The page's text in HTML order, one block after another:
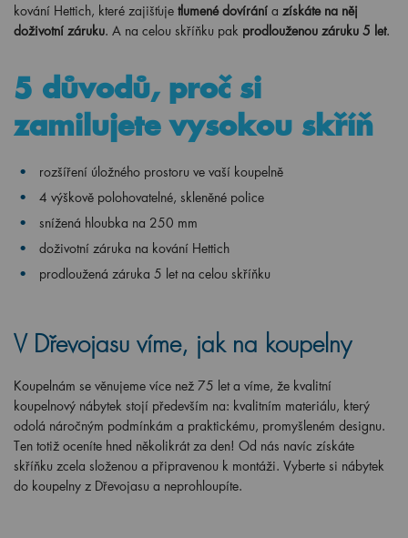
kování Hettich, které zajišťuje tlumené dovírání a získáte na něj
doživotní záruku. A na celou skříňku pak prodlouženou záruku 5 let.
5 důvodů, proč si
zamilujete vysokou skříň
rozšíření úložného prostoru ve vaší koupelně
4 výškově polohovatelné, skleněné police
snížená hloubka na 250 mm
doživotní záruka na kování Hettich
prodloužená záruka 5 let na celou skříňku
V Dřevojasu víme, jak na koupelny
Koupelnám se věnujeme více než 75 let a víme, že kvalitní
koupelnový nábytek stojí především na: kvalitním materiálu, který
odolá náročným podmínkám a praktickému, promyšleném designu.
Ten totiž oceníte hned několikrát za den! Od nás navíc získáte
skříňku zcela složenou a připravenou k montáži. Vyberte si nábytek
do koupelny z Dřevojasu a neprohloupíte.